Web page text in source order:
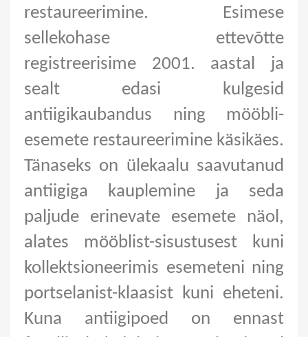
restaureerimine. Esimese
sellekohase ettevõtte
registreerisime 2001. aastal ja
sealt edasi kulgesid
antiigikaubandus ning mööbli-
esemete restaureerimine käsikäes.
Tänaseks on ülekaalu saavutanud
antiigiga kauplemine ja seda
paljude erinevate esemete näol,
alates mööblist-sisustusest kuni
kollektsioneerimis esemeteni ning
portselanist-klaasist kuni eheteni.
Kuna antiigipoed on ennast